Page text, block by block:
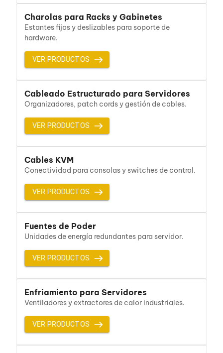
Cables Coaxiales
Accesorios para Cables
Jacks de Red
Conectores
Tapas y Cajas
Herramientas para Cables
Pinzas Ponchadoras
Probadores de Cable
Cortadoras de Cable
Protectores para Cables
Cables para Impresoras
Bobinas
Cableado Estructurado
Cinchos
Adaptadores
Adaptadores PC
Adaptadores PC Serial
Adaptadores PC SATA
Adaptadores PC IDE
Adaptadores PC Teclado
Bluetooth
Adaptadores Video
Adaptadores Video DisplayPort
Divisores de Video
Adaptadores Video HDMI
Extensores y Receptores de Vídeo
Adaptadores Video DVI
Adaptadores Video VGA / HD15
Repetidores USB
Adaptadores Audio
Adaptadores Audio AUX
Charolas para Racks y Gabinetes
Estantes fijos y deslizables para soporte de
hardware.
VER PRODUCTOS
Cableado Estructurado para Servidores
Organizadores, patch cords y gestión de cables.
VER PRODUCTOS
Cables KVM
Conectividad para consolas y switches de control.
VER PRODUCTOS
Fuentes de Poder
Unidades de energía redundantes para servidor.
VER PRODUCTOS
Enfriamiento para Servidores
Ventiladores y extractores de calor industriales.
VER PRODUCTOS